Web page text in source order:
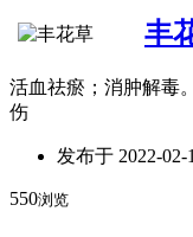
丰
活血祛瘀；消肿解毒
伤
发布于 2022-02-
550浏览